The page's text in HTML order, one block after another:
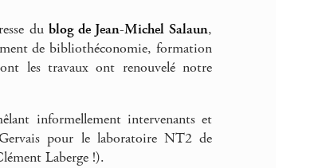
dublog de Jean-Michel Salaun,
de bibliothéconomie, formation
les travaux ont renouvelé notre
informellement intervenants et
pour le laboratoire NT2 de
Laberge !).